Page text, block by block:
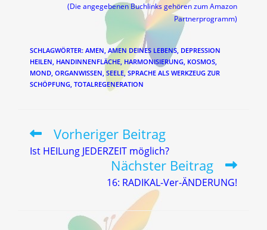
(Die angegebenen Buchlinks gehören zum Amazon
Partnerprogramm)
SCHLAGWÖRTER: AMEN AMEN DEINES LEBENS DEPRESSION
HEILEN HANDINNENFLÄCHE HARMONISIERUNG KOSMOS
MOND ORGANWISSEN SEELE, SPRACHE ALS WERKZEUG ZUR
SCHÖPFUNG TOTALREGENERATION
Weitere
ansehen
Vorheriger Beitrag
Ist HEILung JEDERZEIT möglich?
Nächster Beitrag
16: RADIKAL-Ver-ÄNDERUNG!